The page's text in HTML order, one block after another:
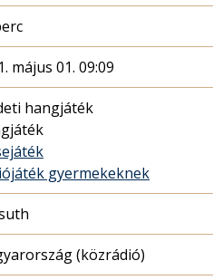
május 01. 09:09
hangjáték
gyermekeknek
(közrádió)